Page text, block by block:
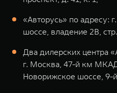
«Авторусь» по адресу:
шоссе, владение 2В,
Два дилерских центра
г. Москва, 47-й км
Новорижское шоссе,